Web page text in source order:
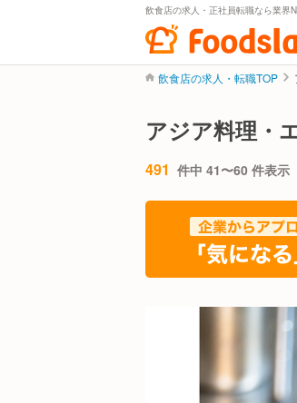
飲食店の求人・正社員転職なら業界
飲食店の求人・転職TOP
アジア料理・
491 件中 41〜60 件表示